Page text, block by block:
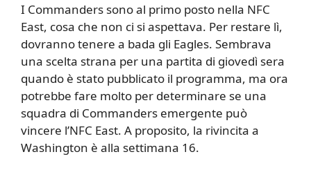
I Commanders sono al primo posto nella NFC
East, cosa che non ci si aspettava. Per restare lì,
dovranno tenere a bada gli Eagles. Sembrava
una scelta strana per una partita di giovedì sera
quando è stato pubblicato il programma, ma ora
potrebbe fare molto per determinare se una
squadra di Commanders emergente può
vincere l’NFC East. A proposito, la rivincita a
Washington è alla settimana 16.